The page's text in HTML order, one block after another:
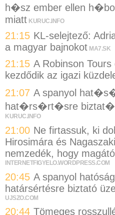
h�sz ember ellen
miatt KURUC.INFO
21:15 KL-selejtező:
a magyar bajnokot MA7.SK
21:15 A Robinson
kezdődik az igazi
21:07 A spanyol
hat�rs�rt�sre biztat�
KURUC.INFO
21:00 Ne firtassuk, ki
Hirosimára és
nemzedék, hogy
INTERNETFIGYELO.WORDPRESS.COM
20:45 A spanyol
határsértésre biztató
UJSZO.COM
20:44 Tömeges